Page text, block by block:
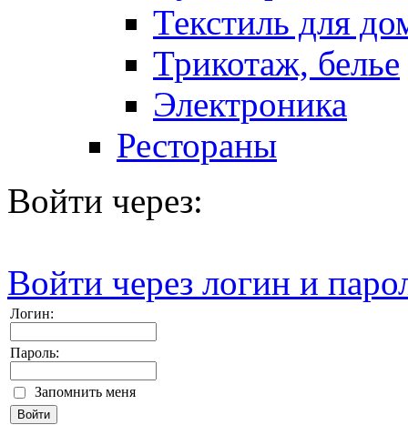
Текстиль для
Трикотаж, белье
Электроника
Рестораны
Войти через:
Войти через логин и
Логин:
Пароль:
Запомнить меня